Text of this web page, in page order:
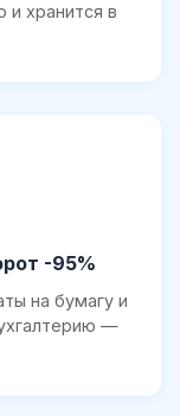
и хранится в
-95%
на бумагу и
—